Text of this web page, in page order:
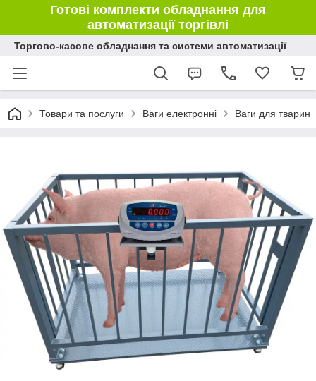
Готові комплекти обладнання для
автоматизації торгівлі
Торгово-касове обладнання та системи автоматизації
Товари та послуги Ваги електронні Ваги для тварин